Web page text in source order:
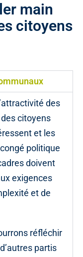
main
citoyens
des
citoyens
et les
politique
doivent
exigences
et de
réfléchir
partis